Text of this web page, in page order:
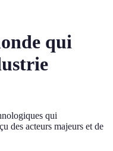
qui
qui
des acteurs majeurs et de